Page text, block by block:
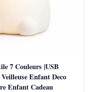
7 Couleurs |USB
Enfant Deco
Enfant Cadeau